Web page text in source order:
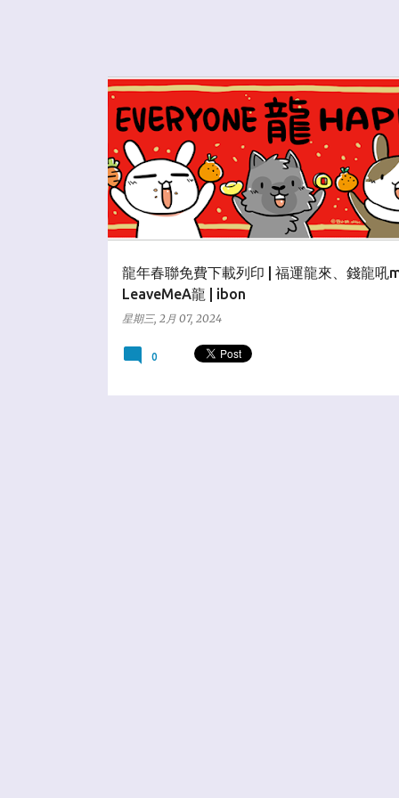
龍年春聯免費下載列印 | 福運龍來、錢龍吼
LeaveMeA龍 | ibon
星期三, 2月 07, 2024
★分享教學區
0